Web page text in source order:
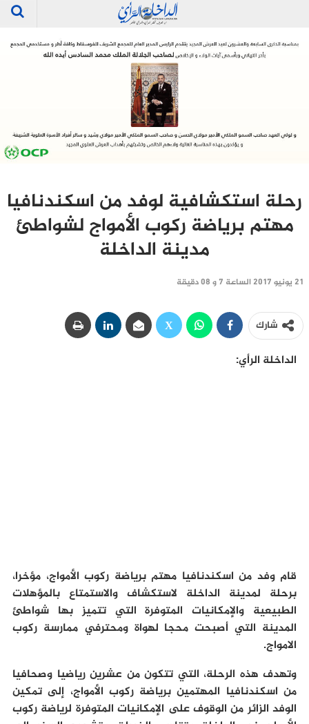
رحلة استكشافية لوفد من اسكندنافيا
مهتم برياضة ركوب الأمواج لشواطئ
مدينة الداخلة
21 يونيو 2017 الساعة 7 و 08 دقيقة
شارك
الداخلة الرأي:
قام وفد من اسكندنافيا مهتم برياضة ركوب الأمواج، مؤخرا،
برحلة لمدينة الداخلة لاستكشاف والاستمتاع بالمؤهلات
الطبيعية والإمكانيات المتوفرة التي تتميز بها شواطئ
المدينة التي أصبحت محجا لهواة ومحترفي ممارسة ركوب
الامواج.
وتهدف هذه الرحلة، التي تتكون من عشرين رياضيا وصحافيا
من اسكندنافيا المهتمين برياضة ركوب الأمواج، إلى تمكين
الوفد الزائر من الوقوف على الإمكانيات المتوفرة لرياضة ركوب